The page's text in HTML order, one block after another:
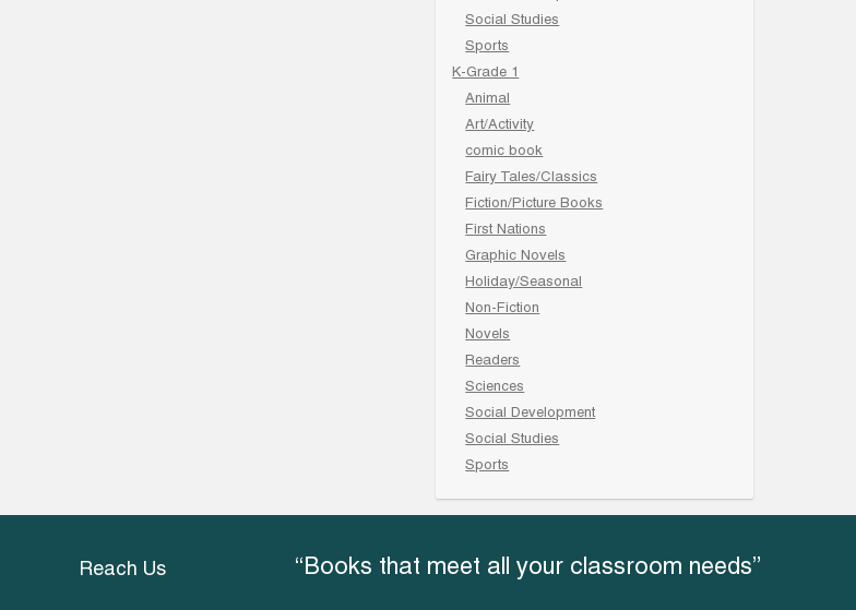
Social Studies
Sports
K-Grade 1
Animal
Art/Activity
comic book
Fairy Tales/Classics
Fiction/Picture Books
First Nations
Graphic Novels
Holiday/Seasonal
Non-Fiction
Novels
Readers
Sciences
Social Development
Social Studies
Sports
Reach Us “Books that meet all your classroom needs”